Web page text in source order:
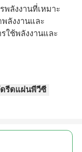
พลังงานที่เหมาะ
ลังงานและ
ใช้พลังงานและ
ดรีดแผ่นพีวีซี